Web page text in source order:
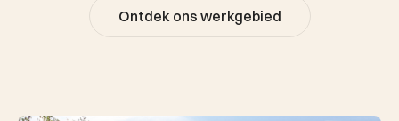
Ontdek ons werkgebied